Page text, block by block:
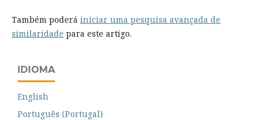
Também poderá iniciar uma pesquisa avançada de
similaridade para este artigo.
IDIOMA
English
Português (Portugal)